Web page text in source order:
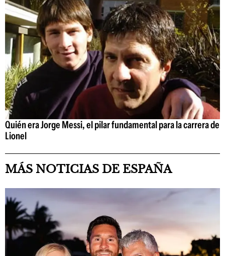
Quién era Jorge Messi, el pilar fundamental para la carrera de
Lionel
MÁS NOTICIAS DE ESPAÑA